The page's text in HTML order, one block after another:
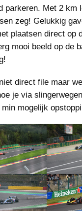
parkeren. Met 2 km
zeg! Gelukkig
plaatsen direct op
mooi beeld op de
direct file maar
je via
mogelijk